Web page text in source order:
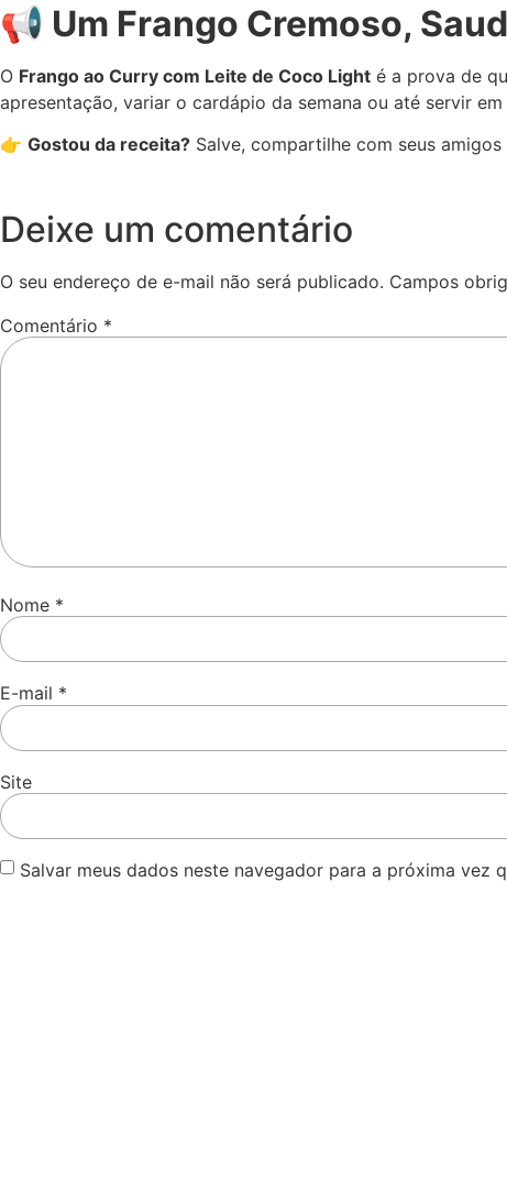
📢 Um Frango Cremoso,
O Frango ao Curry com Leite de Coco Light é a prova de
apresentação, variar o cardápio da semana ou até servir
👉 Gostou da receita? Salve, compartilhe com seus
Deixe um comentário
O seu endereço de e-mail não será publicado. Campos
Comentário *
Nome *
E-mail *
Site
Salvar meus dados neste navegador para a próxima vez